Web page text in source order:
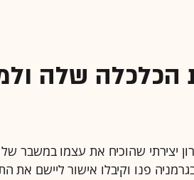
הכלכלה שלה
המדינה • כ-650 אלף חברות בגרמניה פנו וקיבלו אישור ליישם